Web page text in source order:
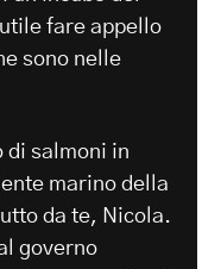
fare appello
sono nelle
di salmoni in
marino della
da te, Nicola.
governo